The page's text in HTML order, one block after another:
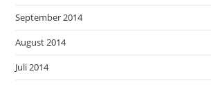
September 2014
August 2014
Juli 2014